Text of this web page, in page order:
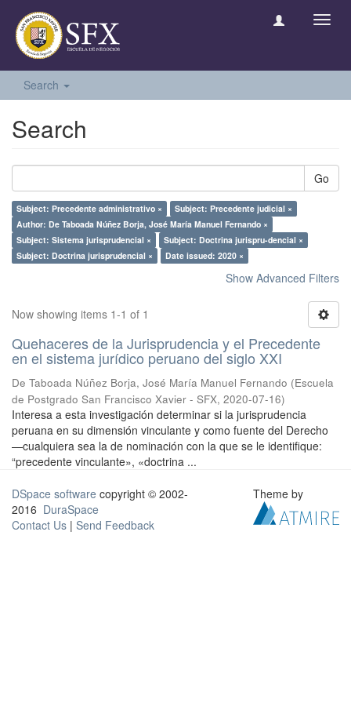
Search
Search
Go
Subject: Precedente administrativo ×
Subject: Precedente judicial ×
Author: De Taboada Núñez Borja, José María Manuel Fernando ×
Subject: Sistema jurisprudencial ×
Subject: Doctrina jurispru-dencial ×
Subject: Doctrina jurisprudencial ×
Date issued: 2020 ×
Show Advanced Filters
Now showing items 1-1 of 1
Quehaceres de la Jurisprudencia y el Precedente
en el sistema jurídico peruano del siglo XXI
De Taboada Núñez Borja, José María Manuel Fernando (Escuela
de Postgrado San Francisco Xavier - SFX, 2020-07-16)
Interesa a esta investigación determinar si la jurisprudencia
peruana en su dimensión vinculante y como fuente del Derecho
—cualquiera sea la de nominación con la que se le identifique:
“precedente vinculante», «doctrina ...
DSpace software copyright © 2002-
2016 DuraSpace
Contact Us | Send Feedback
Theme by